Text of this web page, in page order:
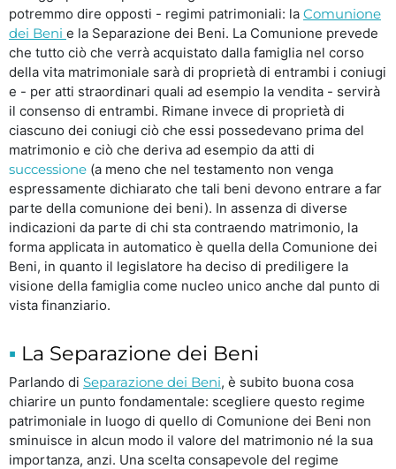
potremmo dire opposti - regimi patrimoniali: la Comunione
dei Beni e la Separazione dei Beni. La Comunione prevede
che tutto ciò che verrà acquistato dalla famiglia nel corso
della vita matrimoniale sarà di proprietà di entrambi i coniugi
e - per atti straordinari quali ad esempio la vendita - servirà
il consenso di entrambi. Rimane invece di proprietà di
ciascuno dei coniugi ciò che essi possedevano prima del
matrimonio e ciò che deriva ad esempio da atti di
successione (a meno che nel testamento non venga
espressamente dichiarato che tali beni devono entrare a far
parte della comunione dei beni). In assenza di diverse
indicazioni da parte di chi sta contraendo matrimonio, la
forma applicata in automatico è quella della Comunione dei
Beni, in quanto il legislatore ha deciso di prediligere la
visione della famiglia come nucleo unico anche dal punto di
vista finanziario.
La Separazione dei Beni
Parlando di Separazione dei Beni, è subito buona cosa
chiarire un punto fondamentale: scegliere questo regime
patrimoniale in luogo di quello di Comunione dei Beni non
sminuisce in alcun modo il valore del matrimonio né la sua
importanza, anzi. Una scelta consapevole del regime